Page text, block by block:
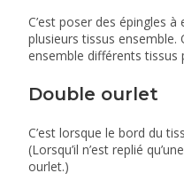
C’est poser des épingles
plusieurs tissus
ensemble différents tissus
Double ourlet
C’est lorsque le bord du
(Lorsqu’il n’est replié
ourlet.)